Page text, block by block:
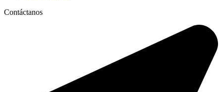
Contáctanos